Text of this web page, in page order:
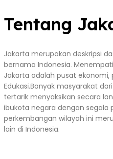
Tentang
Jakarta merupakan deskripsi
bernama Indonesia.
Jakarta adalah pusat ekonomi,
Edukasi.Banyak masyarakat
tertarik menyaksikan secara
ibukota negara dengan segala
perkembangan wilayah ini
lain di Indonesia.